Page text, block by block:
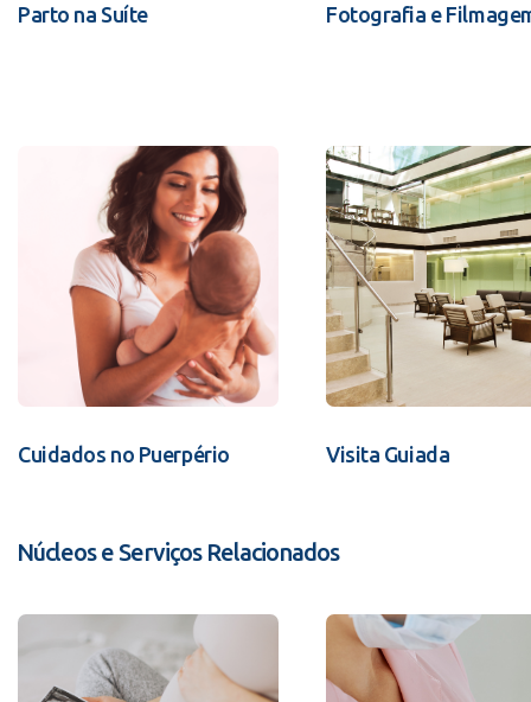
Parto na Suíte Fotografia e
Cuidados no Puerpério Visita Guiada
Núcleos e Serviços Relacionados